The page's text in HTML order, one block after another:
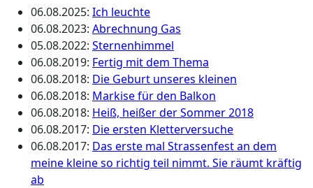
06.08.2025: Ich leuchte
06.08.2023: Abrechnung Gas
05.08.2022: Sternenhimmel
06.08.2019: Fertig mit dem Thema
06.08.2018: Die Geburt unseres kleinen
06.08.2018: Markise für den Balkon
06.08.2018: Heiß, heißer der Sommer 2018
06.08.2017: Die ersten Kletterversuche
06.08.2017: Das erste mal Strassenfest an dem
meine kleine so richtig teil nimmt. Sie räumt kräftig
ab